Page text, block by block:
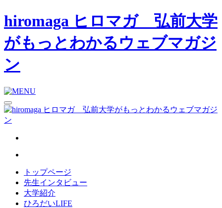
hiromaga ヒロマガ 弘前大学
がもっとわかるウェブマガジ
ン
トップページ
先生インタビュー
大学紹介
ひろだいLIFE